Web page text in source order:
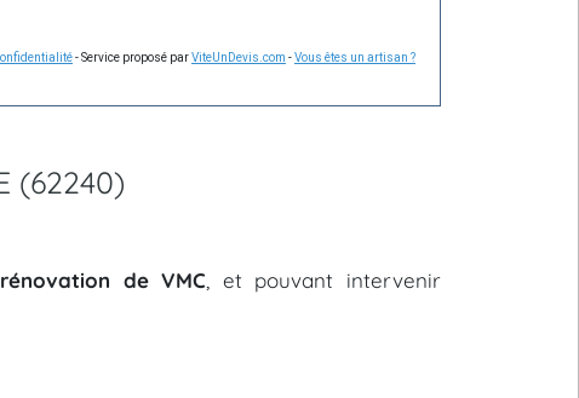
- Service proposé parViteUnDevis.com -Vous êtes un artisan ?
(62240)
de VMC , et pouvant intervenir